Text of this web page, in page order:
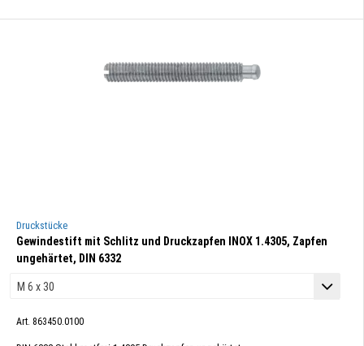
Druckstücke
Gewindestift mit Schlitz und Druckzapfen INOX 1.4305, Zapfen
ungehärtet, DIN 6332
Art. 863450.0100